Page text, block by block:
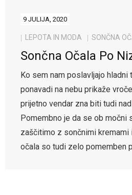
9 JULIJA, 2020
LEPOTA IN MODA SONČNA
Sončna Očala Po
Ko sem nam poslavljajo hladni
ponavadi na nebu prikaže
prijetno vendar zna biti tudi
Pomembno je da se ob močni
zaščitimo z sončnimi kremami
očala so tudi zelo pomemben